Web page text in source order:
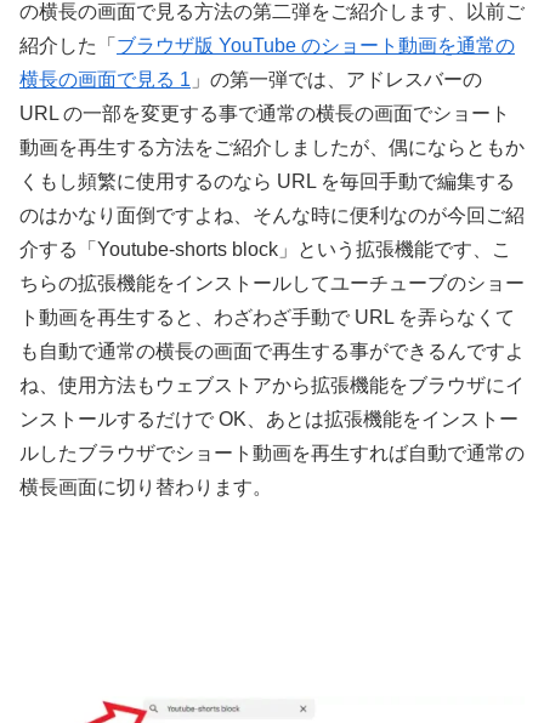
の横長の画面で見る方法の第二弾をご紹介します、以前ご
紹介した「 ブラウザ版 YouTube のショート動画を通常の
横長の画面で見る 1 」の第一弾では、アドレスバーの
URL の一部を変更する事で通常の横長の画面でショート
動画を再生する方法をご紹介しましたが、偶にならともか
くもし頻繁に使用するのなら URL を毎回手動で編集する
のはかなり面倒ですよね、そんな時に便利なのが今回ご紹
介する「Youtube-shorts block」という拡張機能です、こ
ちらの拡張機能をインストールしてユーチューブのショー
ト動画を再生すると、わざわざ手動で URL を弄らなくて
も自動で通常の横長の画面で再生する事ができるんですよ
ね、使用方法もウェブストアから拡張機能をブラウザにイ
ンストールするだけで OK、あとは拡張機能をインストー
ルしたブラウザでショート動画を再生すれば自動で通常の
横長画面に切り替わります。